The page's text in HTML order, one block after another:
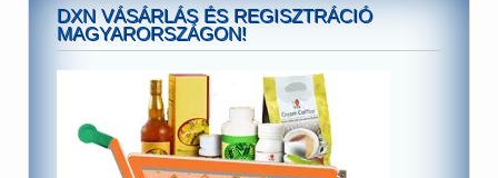
DXN VÁSÁRLÁS ÉS REGISZTRÁCIÓ
MAGYARORSZÁGON!